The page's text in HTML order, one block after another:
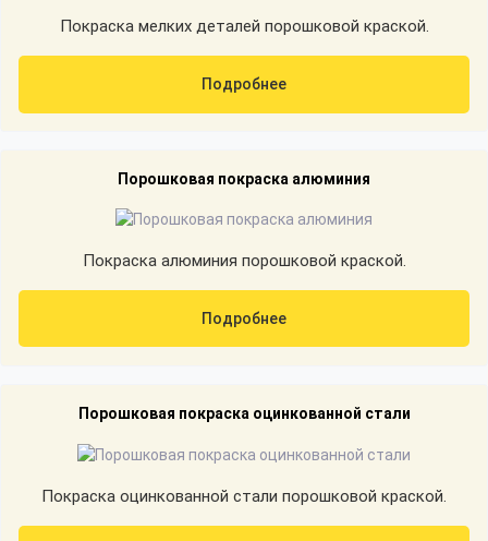
Покраска мелких деталей порошковой краской.
Подробнее
Порошковая покраска алюминия
Покраска алюминия порошковой краской.
Подробнее
Порошковая покраска оцинкованной стали
Покраска оцинкованной стали порошковой краской.